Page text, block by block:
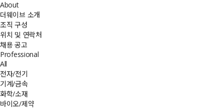
About
더웨이브 소개
조직 구성
위치 및 연락처
채용 공고
Professional
All
전자/전기
기계/금속
화학/소재
바이오/제약